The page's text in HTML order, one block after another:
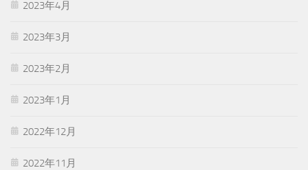
2023年4月
2023年3月
2023年2月
2023年1月
2022年12月
2022年11月